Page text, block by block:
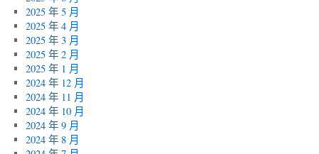
2025 年 5 月
2025 年 4 月
2025 年 3 月
2025 年 2 月
2025 年 1 月
2024 年 12 月
2024 年 11 月
2024 年 10 月
2024 年 9 月
2024 年 8 月